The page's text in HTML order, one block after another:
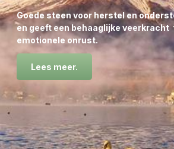
Goede steen voor herstel en
en geeft een behaaglijke veerkracht
emotionele onrust.
Ondersteunend bij angstgevoelens,
Versterkt je verbinding met Moeder
De kracht van Moeder Maan met
eb en vloed
wordt
geassocieerd
ritme van de natuur, dat invloed
intuïtie en transformatie.Door je af
Lees meer.